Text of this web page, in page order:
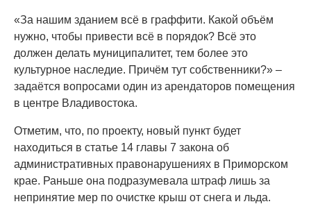
«За нашим зданием всё в граффити. Какой объём
нужно, чтобы привести всё в порядок? Всё это
должен делать муниципалитет, тем более это
культурное наследие. Причём тут собственники?» –
задаётся вопросами один из арендаторов помещения
в центре Владивостока.
Отметим, что, по проекту, новый пункт будет
находиться в статье 14 главы 7 закона об
административных правонарушениях в Приморском
крае. Раньше она подразумевала штраф лишь за
непринятие мер по очистке крыш от снега и льда.